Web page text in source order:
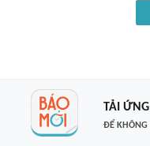
TẢI
ĐỂ KHÔNG